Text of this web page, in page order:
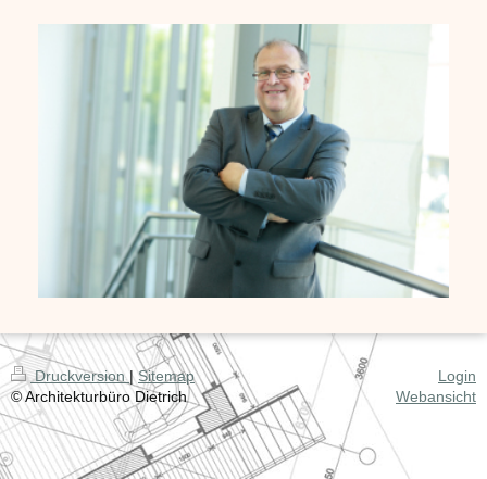
Druckversion| Sitemap
© Architekturbüro Dietrich
Login
Webansicht